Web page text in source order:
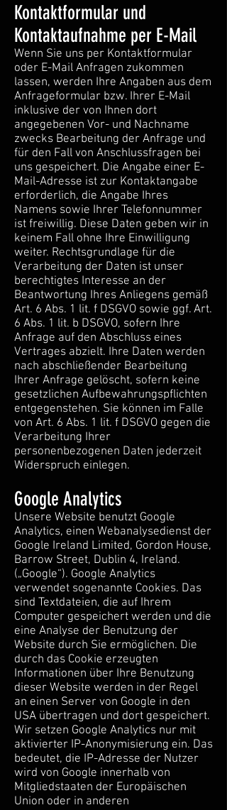
Kontaktformular und
Kontaktaufnahme per E-Mail
Wenn Sie uns per Kontaktformular
oder E-Mail Anfragen zukommen
lassen, werden Ihre Angaben aus dem
Anfrageformular bzw. Ihrer E-Mail
inklusive der von Ihnen dort
angegebenen Vor- und Nachname
zwecks Bearbeitung der Anfrage und
für den Fall von Anschlussfragen bei
uns gespeichert. Die Angabe einer E-
Mail-Adresse ist zur Kontaktangabe
erforderlich, die Angabe Ihres
Namens sowie Ihrer Telefonnummer
ist freiwillig. Diese Daten geben wir in
keinem Fall ohne Ihre Einwilligung
weiter. Rechtsgrundlage für die
Verarbeitung der Daten ist unser
berechtigtes Interesse an der
Beantwortung Ihres Anliegens gemäß
Art. 6 Abs. 1 lit. f DSGVO sowie ggf. Art.
6 Abs. 1 lit. b DSGVO, sofern Ihre
Anfrage auf den Abschluss eines
Vertrages abzielt. Ihre Daten werden
nach abschließender Bearbeitung
Ihrer Anfrage gelöscht, sofern keine
gesetzlichen Aufbewahrungspflichten
entgegenstehen. Sie können im Falle
von Art. 6 Abs. 1 lit. f DSGVO gegen die
Verarbeitung Ihrer
personenbezogenen Daten jederzeit
Widerspruch einlegen.
Google Analytics
Unsere Website benutzt Google
Analytics, einen Webanalysedienst der
Google Ireland Limited, Gordon House,
Barrow Street, Dublin 4, Ireland.
(„Google“). Google Analytics
verwendet sogenannte Cookies. Das
sind Textdateien, die auf Ihrem
Computer gespeichert werden und die
eine Analyse der Benutzung der
Website durch Sie ermöglichen. Die
durch das Cookie erzeugten
Informationen über Ihre Benutzung
dieser Website werden in der Regel
an einen Server von Google in den
USA übertragen und dort gespeichert.
Wir setzen Google Analytics nur mit
aktivierter IP-Anonymisierung ein. Das
bedeutet, die IP-Adresse der Nutzer
wird von Google innerhalb von
Mitgliedstaaten der Europäischen
Union oder in anderen